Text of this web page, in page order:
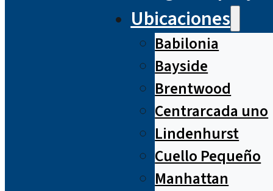
Ubicaciones
Babilonia
Bayside
Brentwood
Centrarcada uno
Lindenhurst
Cuello Pequeño
Manhattan